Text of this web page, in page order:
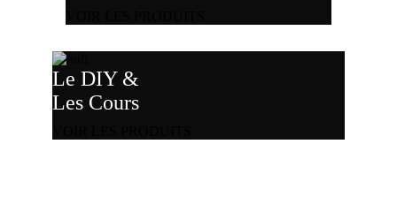
Le DIY &
Les Cours